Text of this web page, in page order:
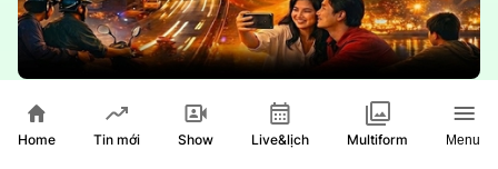
Thành phố không ngủ
Home Tin mới Show Live&lịch Multiform Menu